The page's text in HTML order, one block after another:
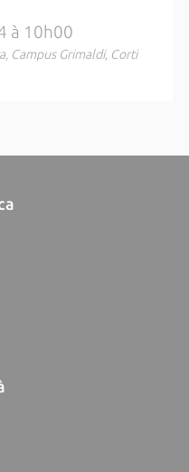
à 10h00
Campus Grimaldi, Corti